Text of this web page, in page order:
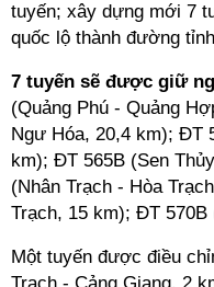
tuyến; xây dựng mới 7
quốc lộ thành đường
7 tuyến sẽ được giữ
(Quảng Phú - Quảng
Ngư Hóa, 20,4 km); ĐT
km); ĐT 565B (Sen
(Nhân Trạch - Hòa
Trạch, 15 km); ĐT
Một tuyến được điều